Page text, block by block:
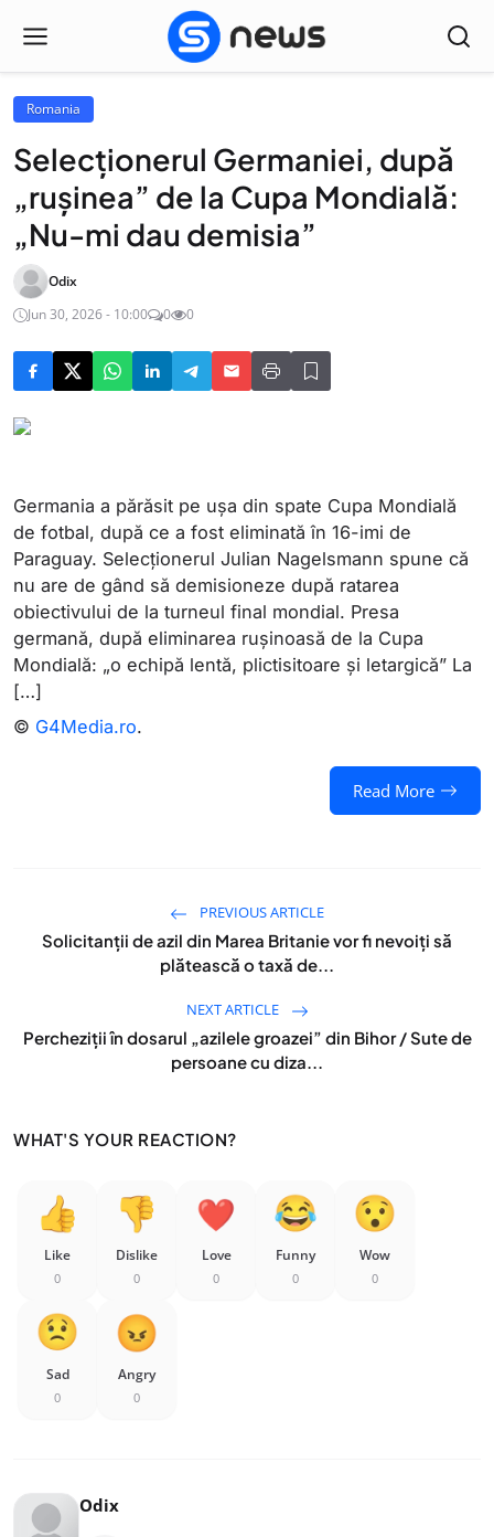
Romania
Selecționerul Germaniei, după
„rușinea” de la Cupa Mondială:
„Nu-mi dau demisia”
Odix
Jun 30, 2026 - 10:00
0 0
Germania a părăsit pe ușa din spate Cupa Mondială
de fotbal, după ce a fost eliminată în 16-imi de
Paraguay. Selecționerul Julian Nagelsmann spune că
nu are de gând să demisioneze după ratarea
obiectivului de la turneul final mondial. Presa
germană, după eliminarea rușinoasă de la Cupa
Mondială: „o echipă lentă, plictisitoare și letargică” La
[…]
© G4Media.ro.
Read More
PREVIOUS ARTICLE
Solicitanții de azil din Marea Britanie vor fi nevoiți să
plătească o taxă de...
NEXT ARTICLE
Percheziții în dosarul „azilele groazei” din Bihor / Sute de
persoane cu diza...
WHAT'S YOUR REACTION?
Like
0
Dislike
0
Love
0
Funny
0
Wow
0
Sad
0
Angry
0
Odix